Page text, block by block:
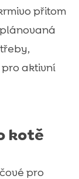
přitom
aktivní
kotě
pro